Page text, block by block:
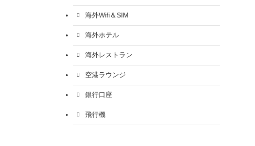
海外Wifi＆SIM
海外ホテル
海外レストラン
空港ラウンジ
銀行口座
飛行機